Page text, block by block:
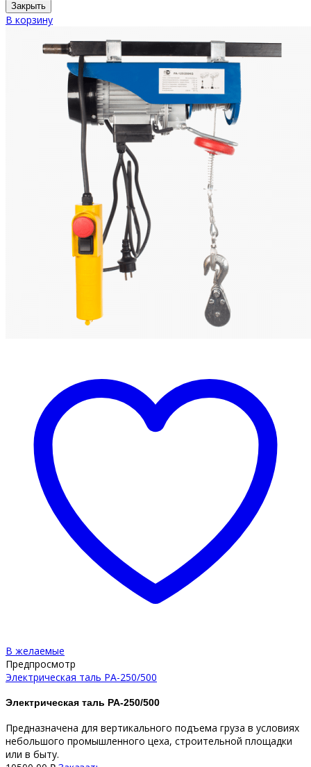
Закрыть
В корзину
В желаемые
Предпросмотр
Электрическая таль PA-250/500
Электрическая таль PA-250/500
Предназначена для вертикального подъема груза в условиях
небольшого промышленного цеха, строительной площадки
или в быту.